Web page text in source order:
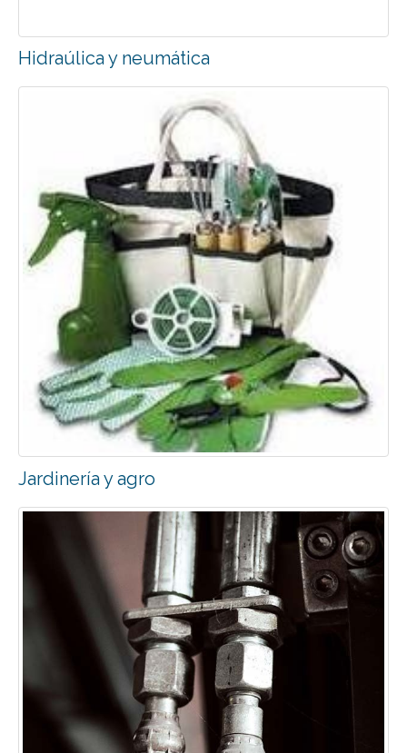
Hidraúlica y neumática
Jardinería y agro